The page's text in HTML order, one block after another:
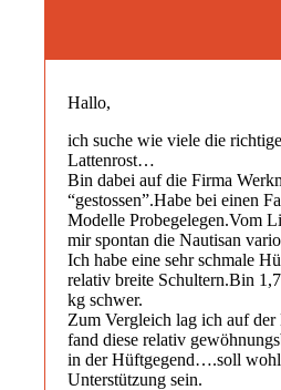
Hallo,
ich suche wie viele die
Lattenrost…
Bin dabei auf die Firma
“gestossen”.Habe bei einen
Modelle Probegelegen.Vom
mir spontan die Nautisan
Ich habe eine sehr schmale
relativ breite Schultern.Bin
kg schwer.
Zum Vergleich lag ich auf der
fand diese relativ
in der Hüftgegend….soll
Unterstützung sein.